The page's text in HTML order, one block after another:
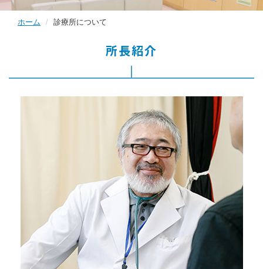
ホーム 診療所について
所長紹介